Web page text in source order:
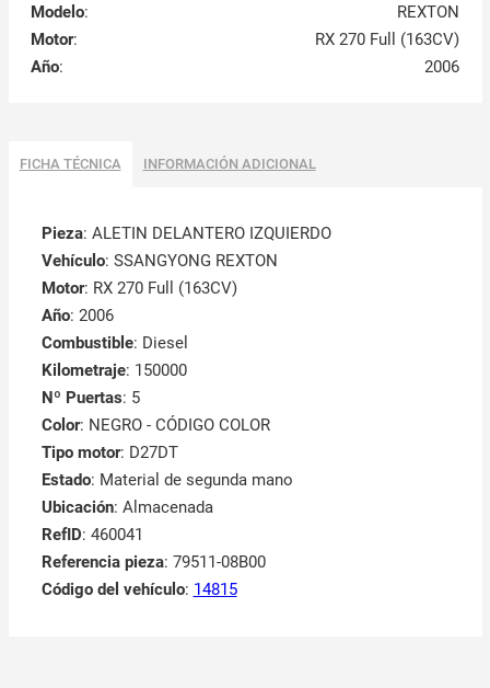
Modelo:
REXTON
Motor:
RX 270 Full (163CV)
Año: 2006
FICHA TÉCNICA INFORMACIÓN ADICIONAL
Pieza: ALETIN DELANTERO IZQUIERDO
Vehículo: SSANGYONG REXTON
Motor: RX 270 Full (163CV)
Año: 2006
Combustible: Diesel
Kilometraje: 150000
Nº Puertas: 5
Color: NEGRO - CÓDIGO COLOR
Tipo motor: D27DT
Estado: Material de segunda mano
Ubicación: Almacenada
RefID: 460041
Referencia pieza: 79511-08B00
Código del vehículo: 14815